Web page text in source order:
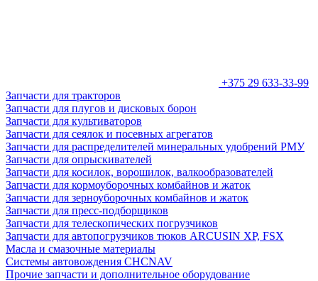
+375 29 633-33-99
Запчасти для тракторов
Запчасти для плугов и дисковых борон
Запчасти для культиваторов
Запчасти для сеялок и посевных агрегатов
Запчасти для распределителей минеральных удобрений РМУ
Запчасти для опрыскивателей
Запчасти для косилок, ворошилок, валкообразователей
Запчасти для кормоуборочных комбайнов и жаток
Запчасти для зерноуборочных комбайнов и жаток
Запчасти для пресс-подборщиков
Запчасти для телескопических погрузчиков
Запчасти для автопогрузчиков тюков ARCUSIN XP, FSX
Масла и смазочные материалы
Системы автовождения CHCNAV
Прочие запчасти и дополнительное оборудование